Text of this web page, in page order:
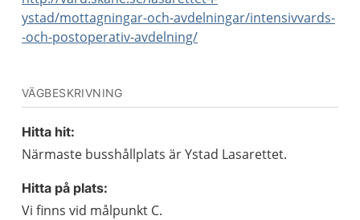
ystad/mottagningar-och-avdelningar/intensivvards-
-och-postoperativ-avdelning/
VÄGBESKRIVNING
Hitta hit:
Närmaste busshållplats är Ystad Lasarettet.
Hitta på plats:
Vi finns vid målpunkt C.